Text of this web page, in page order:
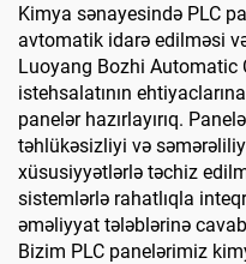
Kimya sənayesində PLC
avtomatik idarə edilməsi
Luoyang Bozhi Automatic
istehsalatının
panelər hazırlayırıq.
təhlükəsizliyi və
xüsusiyyətlərlə təchiz
sistemlərlə rahatlıqla
əməliyyat tələblərinə
Bizim PLC panelərimiz